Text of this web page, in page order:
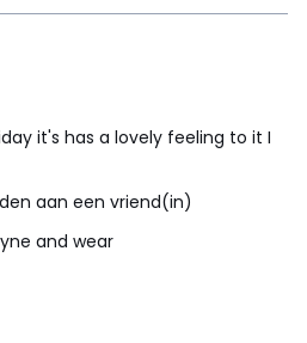
it's has a lovely feeling to it I
aan een vriend(in)
and wear